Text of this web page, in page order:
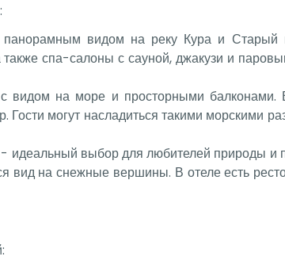
видом на реку Кура и Старый
спа-салоны с сауной, джакузи и
видом на море и просторными балконами.
могут насладиться такими морскими
идеальный выбор для любителей природы и
вид на снежные вершины. В отеле есть